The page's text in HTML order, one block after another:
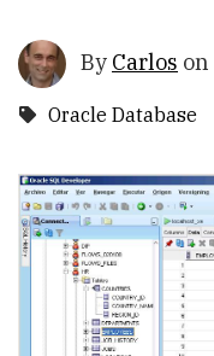
By Carlos on
Oracle Database